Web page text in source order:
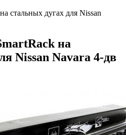
стальных дугах для Nissan
на
Nissan Navara 4-дв